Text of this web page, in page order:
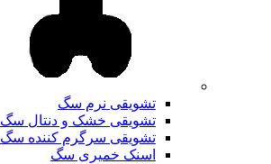
تشویقی نرم سگ
تشویقی خشک و دنتال سگ
تشویقی سرگرم کننده سگ
اسنک خمیری سگ